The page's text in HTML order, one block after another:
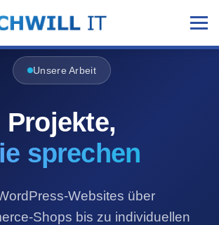
Unsere Arbeit
Projekte,
sprechen
Websites über
Shops bis zu individuellen